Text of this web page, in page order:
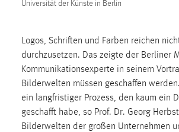
Universität der Künste in Berlin
Logos, Schriften und Farben reichen
durchzusetzen. Das zeigte der Berliner
Kommunikationsexperte in seinem
Bilderwelten müssen geschaffen
ein langfristiger Prozess, den kaum ein
geschafft habe, so Prof. Dr. Georg
Bilderwelten der großen Unternehmen
30 Tage
Chat
Name:
MibewSessionID, MIBEW_UserID,
chat-frame-style-5e9dbeb1811c0446
Zweck:
Wird benötigt um die Chatfunktion